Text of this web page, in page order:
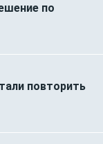
по
повторить